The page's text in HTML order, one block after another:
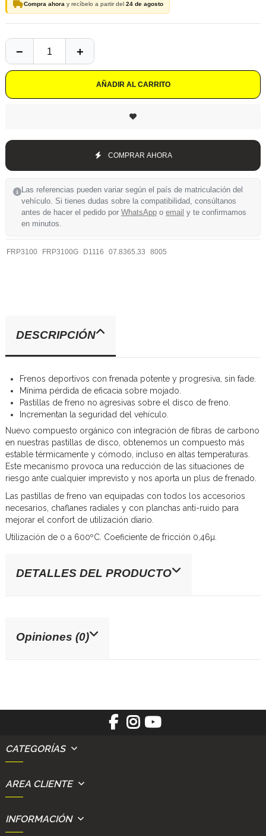
Compra ahora y recíbelo a partir del 24 de agosto
AÑADIR AL CARRITO
COMPRAR AHORA
Las referencias pueden variar según el país de matriculación del
vehículo. Si tienes dudas sobre la compatibilidad, consúltanos
antes de hacer el pedido por WhatsApp o email y te confirmamos
en minutos.
FRP3100 FRP3100G D1116 07.8365.33 8005
DESCRIPCIÓN
Frenos deportivos con frenada potente y progresiva, sin fade.
Mínima pérdida de eficacia sobre mojado.
Pastillas de freno no agresivas sobre el disco de freno.
Incrementan la seguridad del vehículo.
Nuevo compuesto orgánico con integración de fibras de carbono
en nuestras pastillas de disco, obtenemos un compuesto más
estable térmicamente y cómodo, incluso en altas temperaturas.
Este mecanismo provoca una reducción de las situaciones de
riesgo ante cualquier imprevisto y nos aporta un plus de frenado.
Las pastillas de freno van equipadas con todos los accesorios
necesarios, chaflanes radiales y con planchas anti-ruido para
mejorar el confort de utilización diario.
Utilización de 0 a 600ºC. Coeficiente de fricción 0,46µ.
DETALLES DEL PRODUCTO
Opiniones (0)
CATEGORÍAS
AREA CLIENTE
INFORMACIÓN